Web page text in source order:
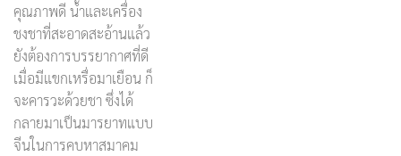
คุณภาพดี น้ำและเครื่อง
ชงชาที่สะอาดสะอ้านแล้ว
ยังต้องการบรรยากาศที่ดี
เมื่อมีแขกเหรื่อมาเยือน ก็
จะคารวะด้วยชา ซึ่งได้
กลายมาเป็นมารยาทแบบ
จีนในการคบหาสมาคม